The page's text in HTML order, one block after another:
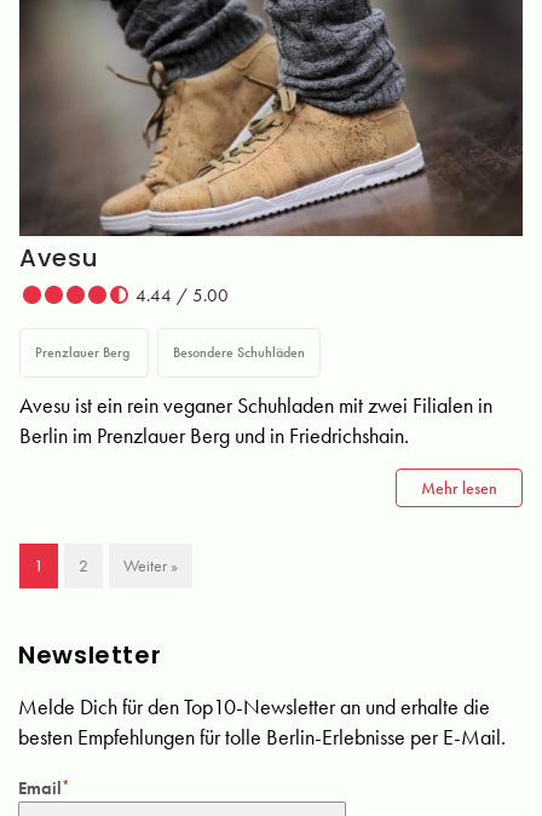
Avesu
4.44 / 5.00
Prenzlauer Berg Besondere Schuhläden
Avesu ist ein rein veganer Schuhladen mit zwei Filialen in
Berlin im Prenzlauer Berg und in Friedrichshain.
Mehr lesen
1 2 Weiter »
Newsletter
Melde Dich für den Top10-Newsletter an und erhalte die
besten Empfehlungen für tolle Berlin-Erlebnisse per E-Mail.
Email*